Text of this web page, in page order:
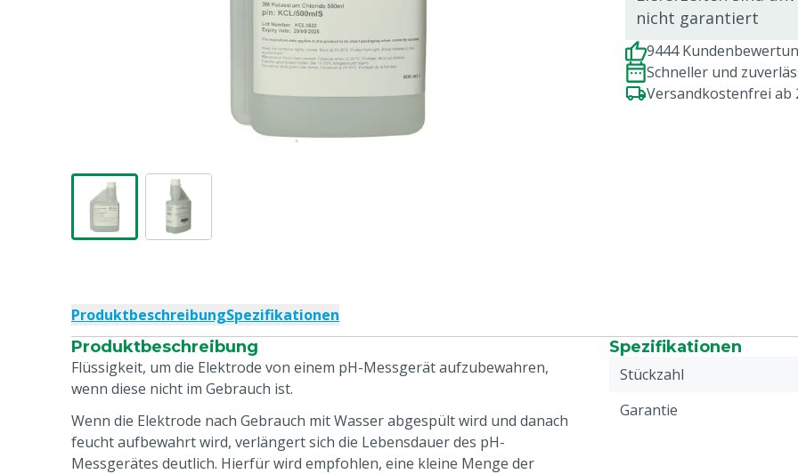
nicht garantiert
9444
Schneller und
Versandkostenfrei ab
ProduktbeschreibungSpezifikationen
Produktbeschreibung
Flüssigkeit, um die Elektrode von einem pH-Messgerät aufzubewahren,
wenn diese nicht im Gebrauch ist.
Wenn die Elektrode nach Gebrauch mit Wasser abgespült wird und danach
feucht aufbewahrt wird, verlängert sich die Lebensdauer des pH-
Messgerätes deutlich. Hierfür wird empfohlen, eine kleine Menge der
Spezifikationen
Stückzahl
Garantie